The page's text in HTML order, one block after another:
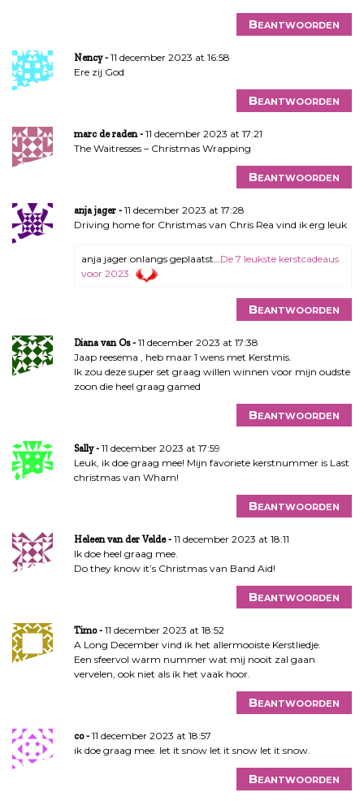
Beantwoorden
Nency
11 december 2023 at 16:58
Ere zij God
Beantwoorden
marc de raden
11 december 2023 at 17:21
The Waitresses – Christmas Wrapping
Beantwoorden
anja jager
11 december 2023 at 17:28
Driving home for Christmas van Chris Rea vind ik erg leuk
anja jager onlangs geplaatst… De 7 leukste kerstcadeaus
voor 2023
Beantwoorden
Diana van Os
11 december 2023 at 17:38
Jaap reesema , heb maar 1 wens met Kerstmis.
Ik zou deze super set graag willen winnen voor mijn oudste
zoon die heel graag gamed
Beantwoorden
Sally
11 december 2023 at 17:59
Leuk, ik doe graag mee! Mijn favoriete kerstnummer is Last
christmas van Wham!
Beantwoorden
Heleen van der Velde
11 december 2023 at 18:11
Ik doe heel graag mee.
Do they know it’s Christmas van Band Aid!
Beantwoorden
Timo
11 december 2023 at 18:52
A Long December vind ik het allermooiste Kerstliedje.
Een sfeervol warm nummer wat mij nooit zal gaan
vervelen, ook niet als ik het vaak hoor.
Beantwoorden
co
11 december 2023 at 18:57
ik doe graag mee. let it snow let it snow let it snow.
Beantwoorden